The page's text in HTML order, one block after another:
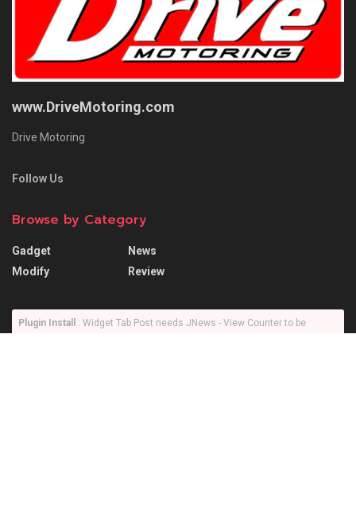
www.DriveMotoring.com
Drive Motoring
Follow Us
Browse by Category
Gadget
Modify
News
Review
Plugin Install
: Widget Tab Post needs JNews - View Counter to be